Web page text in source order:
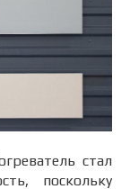
стал
поскольку